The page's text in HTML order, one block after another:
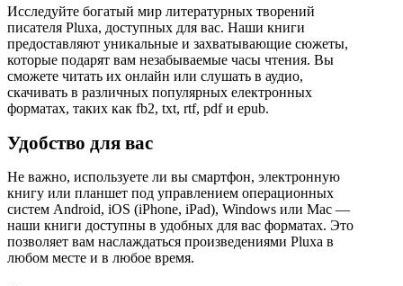
Исследуйте богатый мир литературных творений
писателя Pluxa, доступных для вас. Наши книги
предоставляют уникальные и захватывающие сюжеты,
которые подарят вам незабываемые часы чтения. Вы
сможете читать их онлайн или слушать в аудио,
скачивать в различных популярных електронных
форматах, таких как fb2, txt, rtf, pdf и epub.
Удобство для вас
Не важно, используете ли вы смартфон, электронную
книгу или планшет под управлением операционных
систем Android, iOS (iPhone, iPad), Windows или Mac —
наши книги доступны в удобных для вас форматах. Это
позволяет вам наслаждаться произведениями Pluxa в
любом месте и в любое время.